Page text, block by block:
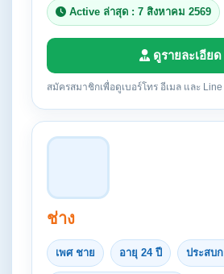
Active ล่าสุด : 7 สิงหาคม 2569
ดูรายละเอียด
สมัครสมาชิกเพื่อดูเบอร์โทร อีเมล และ Line
ช่าง
เพศ ชาย อายุ 24 ปี ประสบ